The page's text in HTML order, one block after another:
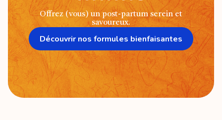
Offrez (vous) un post-partum serein et
savoureux.
Découvrir nos formules bienfaisantes